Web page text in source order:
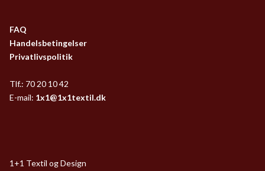
FAQ
Handelsbetingelser
Privatlivspolitik
Tlf.: 70 20 10 42
E-mail: 1x1@1x1textil.dk
1+1 Textil og Design